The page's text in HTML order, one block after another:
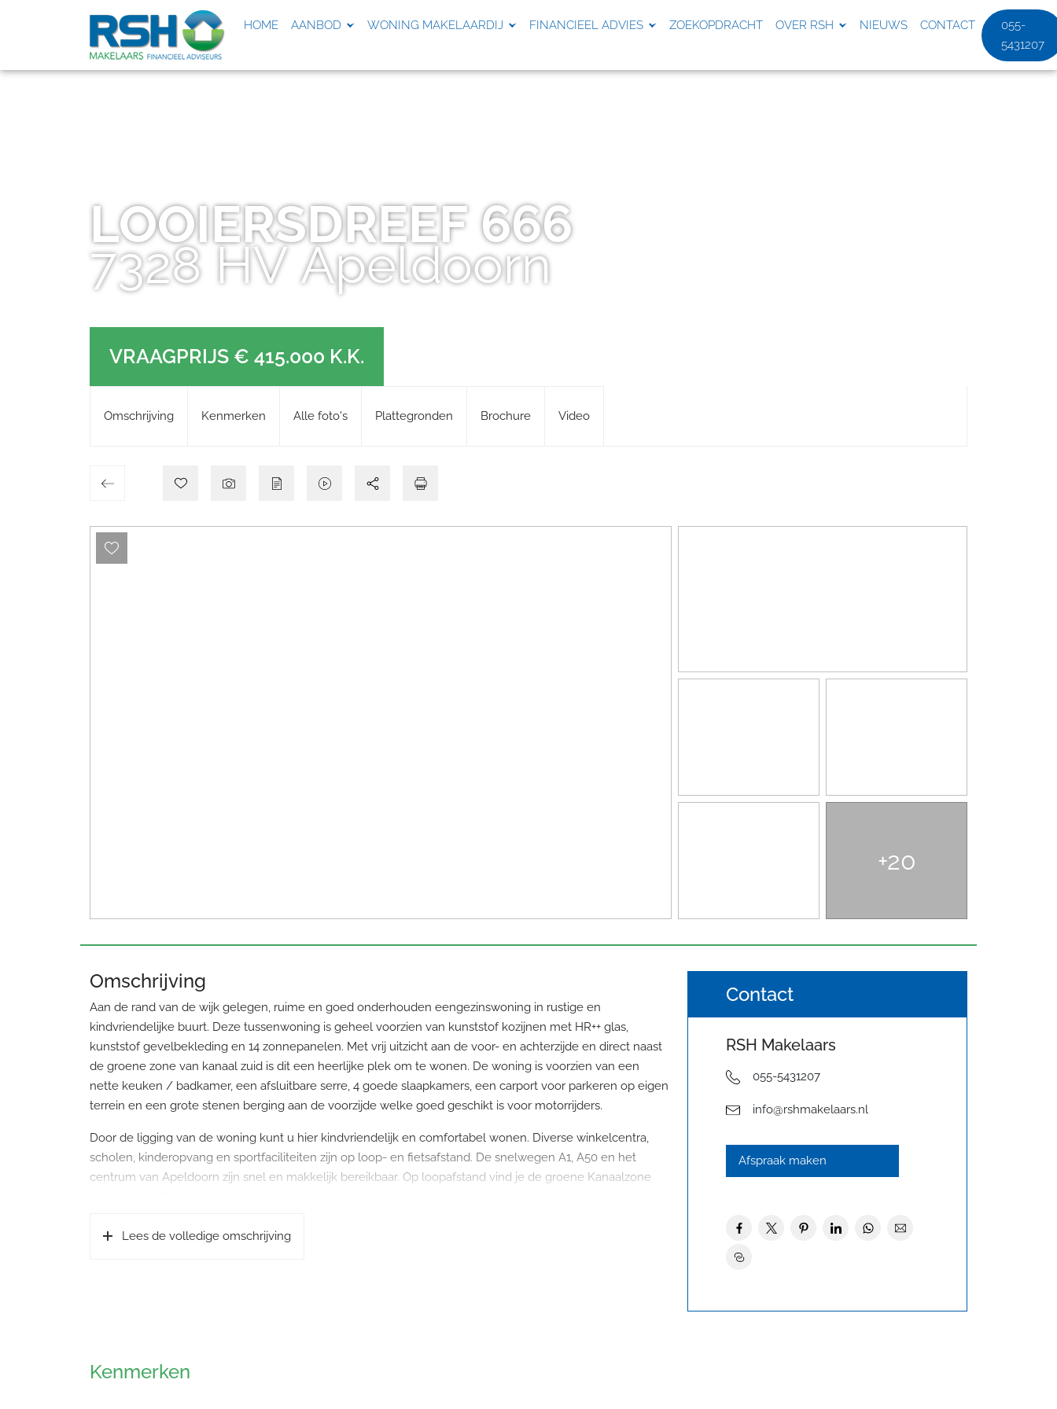
HOME AANBOD WONING MAKELAARDIJ FINANCIEEL ADVIES ZOEKOPDRACHT OVER RSH NIEUWS CONTACT
055-
5431207
+20
LOOIERSDREEF 666
7328 HV Apeldoorn
VRAAGPRIJS € 415.000 K.K.
Omschrijving Kenmerken Alle foto's Plattegronden Brochure Video
Omschrijving
Aan de rand van de wijk gelegen, ruime en goed onderhouden eengezinswoning in rustige en
kindvriendelijke buurt. Deze tussenwoning is geheel voorzien van kunststof kozijnen met HR++ glas,
kunststof gevelbekleding en 14 zonnepanelen. Met vrij uitzicht aan de voor- en achterzijde en direct naast
de groene zone van kanaal zuid is dit een heerlijke plek om te wonen. De woning is voorzien van een
nette keuken / badkamer, een afsluitbare serre, 4 goede slaapkamers, een carport voor parkeren op eigen
terrein en een grote stenen berging aan de voorzijde welke goed geschikt is voor motorrijders.
Door de ligging van de woning kunt u hier kindvriendelijk en comfortabel wonen. Diverse winkelcentra,
scholen, kinderopvang en sportfaciliteiten zijn op loop- en fietsafstand. De snelwegen A1, A50 en het
centrum van Apeldoorn zijn snel en makkelijk bereikbaar. Op loopafstand vind je de groene Kanaalzone
Indeling begane grond: entree/hal, meterkast, vaste kast met cv-opstelling (bouwjaar 2022), toiletruimte
en verwarmen. De badkamer is vernieuwd in 2023 en beschikt over een wastafelmeubel, een ruime
Lees de volledige omschrijving
Contact
RSH Makelaars
055-5431207
info@rshmakelaars.nl
Afspraak maken
Kenmerken